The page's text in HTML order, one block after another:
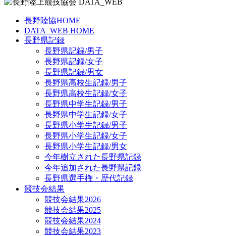
長野陸協HOME
DATA_WEB HOME
長野県記録
長野県記録/男子
長野県記録/女子
長野県記録/男女
長野県高校生記録/男子
長野県高校生記録/女子
長野県中学生記録/男子
長野県中学生記録/女子
長野県小学生記録/男子
長野県小学生記録/女子
長野県小学生記録/男女
今年樹立された長野県記録
今年追加された長野県記録
長野県選手権・歴代記録
競技会結果
競技会結果2026
競技会結果2025
競技会結果2024
競技会結果2023